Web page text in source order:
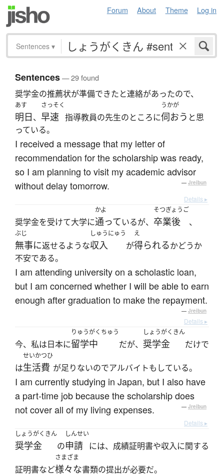
Forum About Theme Log in
Sentences ▾
Sentences— 29 found
奨学金の推薦状が準備できたと連絡があったので、
あす
明日、
さっそく
早速 指導教員の先生のところに
うかが
伺おう と思
っている。
I received a message that my letter of
recommendation for the scholarship was ready,
so I am planning to visit my academic advisor
without delay tomorrow.
— Jreibun
Details ▸
奨学金を受けて大学に
かよ
通っているが、
そつぎょうご
卒業後 、
ぶじ
無事に返せるような
しゅうにゅう
収入 が
え
得られるかどうか
不安である。
I am attending university on a scholastic loan,
but I am concerned whether I will be able to earn
enough after graduation to make the repayment.
— Jreibun
Details ▸
今、私は日本に
りゅうがくちゅう
留学中 だが、
しょうがくきん
奨学金 だけで
は
せいかつひ
生活費 が足りないのでアルバイトもしている。
I am currently studying in Japan, but I also have
a part-time job because the scholarship does
not cover all of my living expenses.
— Jreibun
Details ▸
しょうがくきん
奨学金 の
しんせい
申請 には、成績証明書や収入に関する
証明書など
さまざま
様々な書類の提出が必要だ。